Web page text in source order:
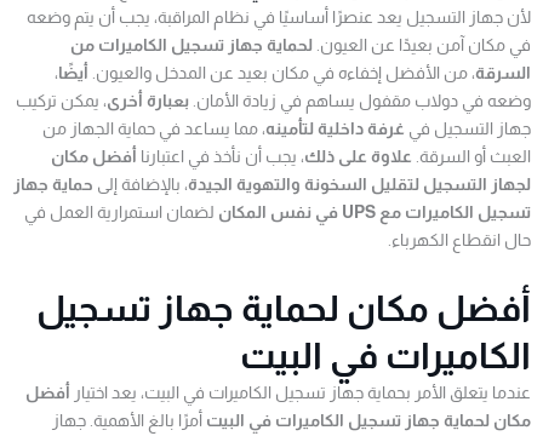
لأن جهاز التسجيل يعد عنصرًا أساسيًا في نظام المراقبة، يجب أن يتم وضعه
في مكان آمن بعيدًا عن العيون. لحماية جهاز تسجيل الكاميرات من
السرقة، من الأفضل إخفاءه في مكان بعيد عن المدخل والعيون. أيضًا،
وضعه في دولاب مقفول يساهم في زيادة الأمان. بعبارة أخرى، يمكن تركيب
جهاز التسجيل في غرفة داخلية لتأمينه، مما يساعد في حماية الجهاز من
العبث أو السرقة. علاوة على ذلك، يجب أن نأخذ في اعتبارنا أفضل مكان
لجهاز التسجيل لتقليل السخونة والتهوية الجيدة، بالإضافة إلى حماية جهاز
تسجيل الكاميرات مع UPS في نفس المكان
لضمان استمرارية العمل في
حال انقطاع الكهرباء.
أفضل مكان لحماية جهاز تسجيل
الكاميرات في البيت
عندما يتعلق الأمر بحماية جهاز تسجيل الكاميرات في البيت، يعد اختيار أفضل
مكان لحماية جهاز تسجيل الكاميرات في البيت أمرًا بالغ الأهمية. جهاز